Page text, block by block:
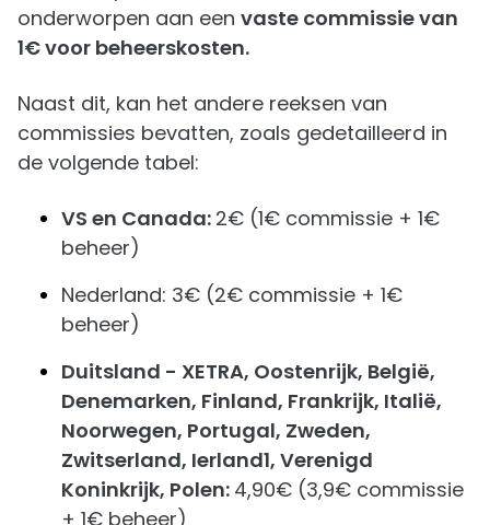
onderworpen aan een vaste commissie van
1€ voor beheerskosten.
Naast dit, kan het andere reeksen van
commissies bevatten, zoals gedetailleerd in
de volgende tabel:
VS en Canada: 2€ (1€ commissie + 1€
beheer)
Nederland: 3€ (2€ commissie + 1€
beheer)
Duitsland - XETRA, Oostenrijk, België,
Denemarken, Finland, Frankrijk, Italië,
Noorwegen, Portugal, Zweden,
Zwitserland, Ierland1, Verenigd
Koninkrijk, Polen: 4,90€ (3,9€ commissie
+ 1€ beheer)